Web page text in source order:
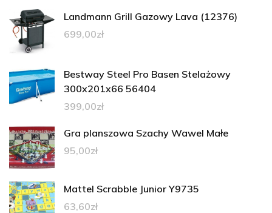
Landmann Grill Gazowy Lava (12376)
699,00zł
Bestway Steel Pro Basen Stelażowy
300x201x66 56404
399,00zł
Gra planszowa Szachy Wawel Małe
95,00zł
Mattel Scrabble Junior Y9735
63,60zł